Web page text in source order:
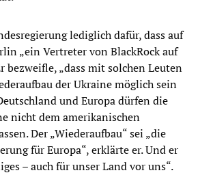
lediglich dafür, dass auf
„ein Vertreter von BlackRock auf
bezweifle, „dass mit solchen Leuten
der Ukraine möglich sein
und Europa dürfen die
nicht dem amerikanischen
Der „Wiederaufbau“ sei „die
für Europa“, erklärte er. Und er
– auch für unser Land vor uns“.